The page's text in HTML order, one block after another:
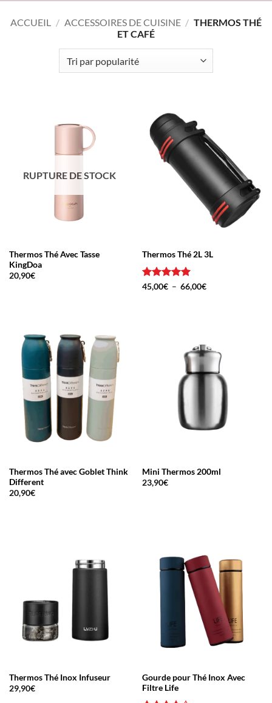
ACCUEIL / ACCESSOIRES DE CUISINE / THERMOS THÉ
ET CAFÉ
RUPTURE DE STOCK
Thermos Thé Avec Tasse
KingDoa
20,90€
Thermos Thé 2L 3L
Note5 sur
45,00€ – 66,00€Plage
Thermos Thé avec Goblet Think
Different
20,90€
Mini Thermos 200ml
23,90€
Thermos Thé Inox Infuseur
29,90€
Gourde pour Thé Inox Avec
Filtre Life